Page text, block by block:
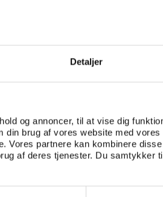
Detaljer
og annoncer, til at vise dig
brug af vores website med
Vores partnere kan kombinere
af deres tjenester. Du